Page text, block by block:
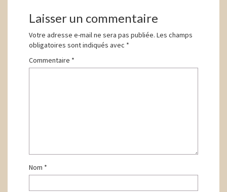
Laisser un commentaire
Votre adresse e-mail ne sera pas publiée. Les champs
obligatoires sont indiqués avec *
Commentaire *
Nom *